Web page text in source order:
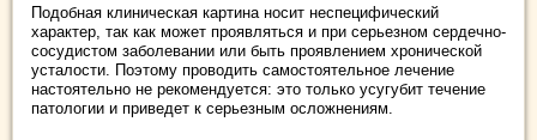
Подобная клиническая картина носит неспецифический
характер, так как может проявляться и при серьезном сердечно-
сосудистом заболевании или быть проявлением хронической
усталости. Поэтому проводить самостоятельное лечение
настоятельно не рекомендуется: это только усугубит течение
патологии и приведет к серьезным осложнениям.